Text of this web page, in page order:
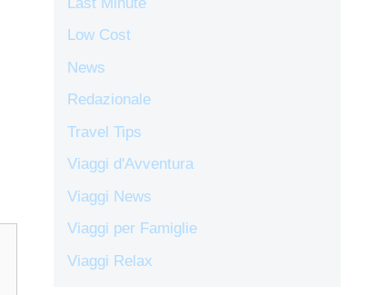
Low Cost
News
Redazionale
Travel Tips
Viaggi d'Avventura
Viaggi News
Viaggi per Famiglie
Viaggi Relax